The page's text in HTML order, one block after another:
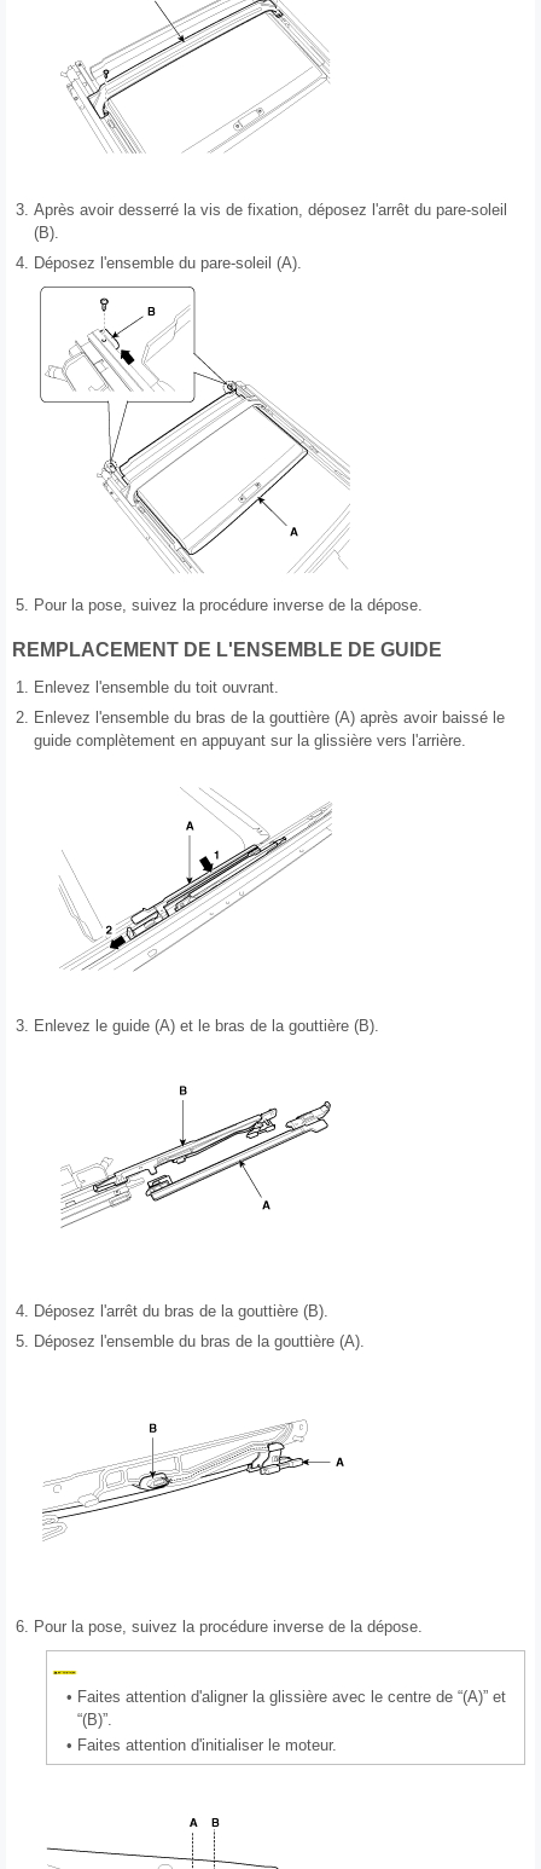
3. Après avoir desserré la vis de fixation, déposez l'arrêt du pare-soleil
(B).
4. Déposez l'ensemble du pare-soleil (A).
5. Pour la pose, suivez la procédure inverse de la dépose.
REMPLACEMENT DE L'ENSEMBLE DE GUIDE
1. Enlevez l'ensemble du toit ouvrant.
2. Enlevez l'ensemble du bras de la gouttière (A) après avoir baissé le
guide complètement en appuyant sur la glissière vers l'arrière.
3. Enlevez le guide (A) et le bras de la gouttière (B).
4. Déposez l'arrêt du bras de la gouttière (B).
5. Déposez l'ensemble du bras de la gouttière (A).
6. Pour la pose, suivez la procédure inverse de la dépose.
• Faites attention d'aligner la glissière avec le centre de “(A)” et
“(B)”.
• Faites attention d'initialiser le moteur.